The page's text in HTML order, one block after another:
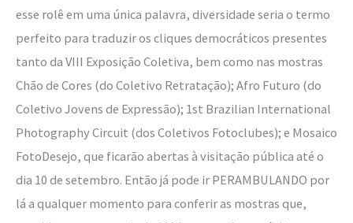
esse rolê em uma única palavra, diversidade seria o termo
perfeito para traduzir os cliques democráticos presentes
tanto da VIII Exposição Coletiva, bem como nas mostras
Chão de Cores (do Coletivo Retratação); Afro Futuro (do
Coletivo Jovens de Expressão); 1st Brazilian International
Photography Circuit (dos Coletivos Fotoclubes); e Mosaico
FotoDesejo, que ficarão abertas à visitação pública até o
dia 10 de setembro. Então já pode ir PERAMBULANDO por
lá a qualquer momento para conferir as mostras que,